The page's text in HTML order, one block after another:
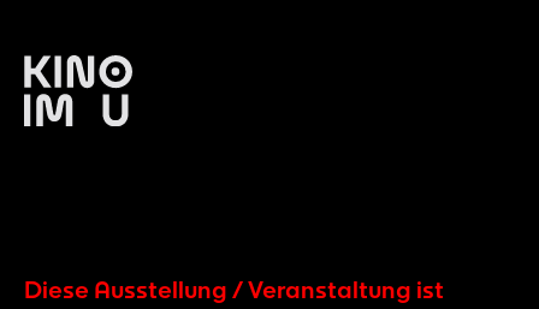
Diese Ausstellung / Veranstaltung ist